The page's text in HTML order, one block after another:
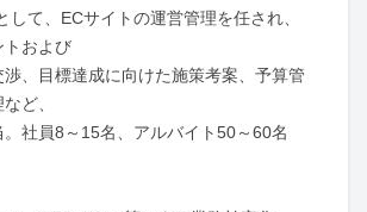
て、ECサイトの運営管理を任され、
トおよび
、目標達成に向けた施策考案、予算管
ど、
社員8～15名、アルバイト50～60名